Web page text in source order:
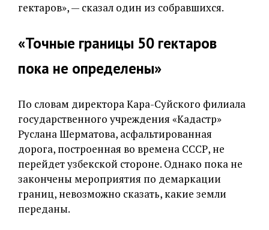
гектаров», — сказал один из собравшихся.
«Точные границы 50 гектаров
пока не определены»
По словам директора Кара-Суйского филиала
государственного учреждения «Кадастр»
Руслана Шерматова, асфальтированная
дорога, построенная во времена СССР, не
перейдет узбекской стороне. Однако пока не
закончены мероприятия по демаркации
границ, невозможно сказать, какие земли
переданы.